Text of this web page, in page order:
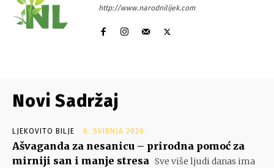
http://www.narodnilijek.com
Novi Sadržaj
LJEKOVITO BILJE 6. SVIBNJA 2026.
Ašvaganda za nesanicu – prirodna pomoć za
mirniji san i manje stresa Sve više ljudi danas ima